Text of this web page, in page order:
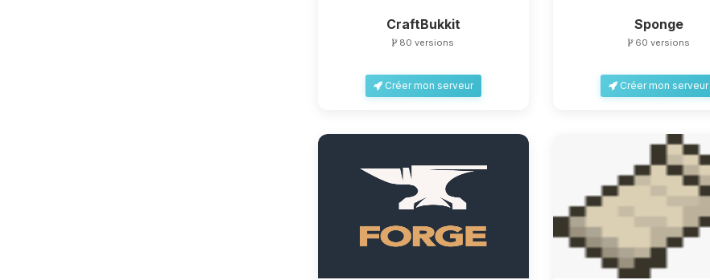
CraftBukkit
80 versions
Créer mon serveur
Sponge
60 versions
Créer mon serveur